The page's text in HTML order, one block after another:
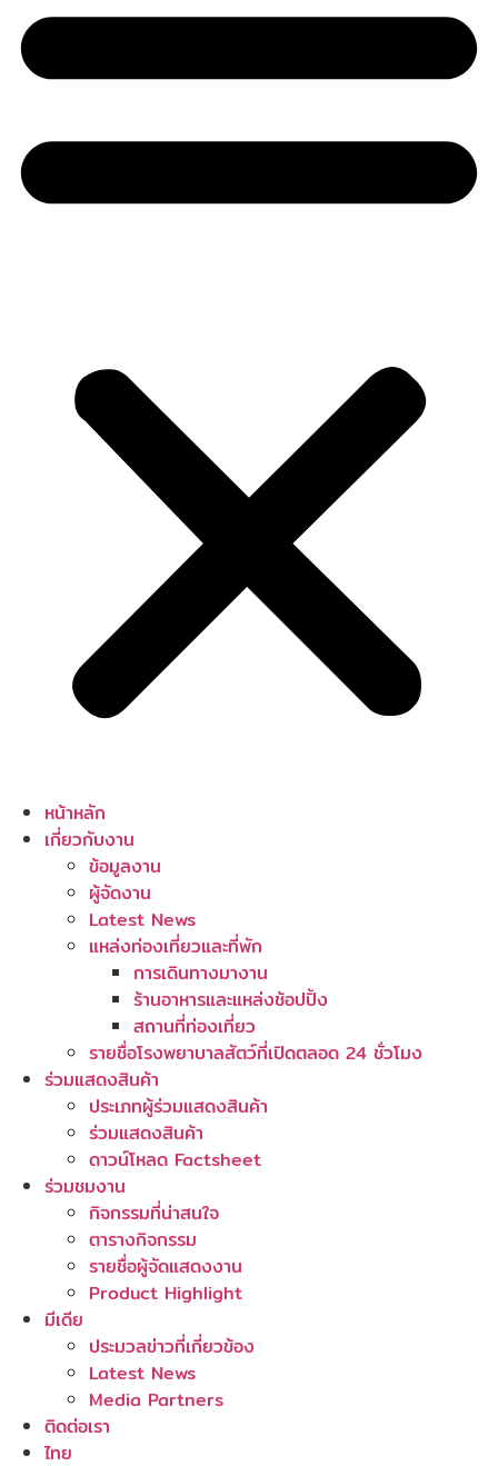
หน้าหลัก
เกี่ยวกับงาน
ข้อมูลงาน
ผู้จัดงาน
Latest News
แหล่งท่องเที่ยวและที่พัก
การเดินทางมางาน
ร้านอาหารและแหล่งช้อปปิ้ง
สถานที่ท่องเที่ยว
รายชื่อโรงพยาบาลสัตว์ที่เปิดตลอด 24 ชั่วโมง
ร่วมแสดงสินค้า
ประเภทผู้ร่วมแสดงสินค้า
ร่วมแสดงสินค้า
ดาวน์โหลด Factsheet
ร่วมชมงาน
กิจกรรมที่น่าสนใจ
ตารางกิจกรรม
รายชื่อผู้จัดแสดงงาน
Product Highlight
มีเดีย
ประมวลข่าวที่เกี่ยวข้อง
Latest News
Media Partners
ติดต่อเรา
ไทย